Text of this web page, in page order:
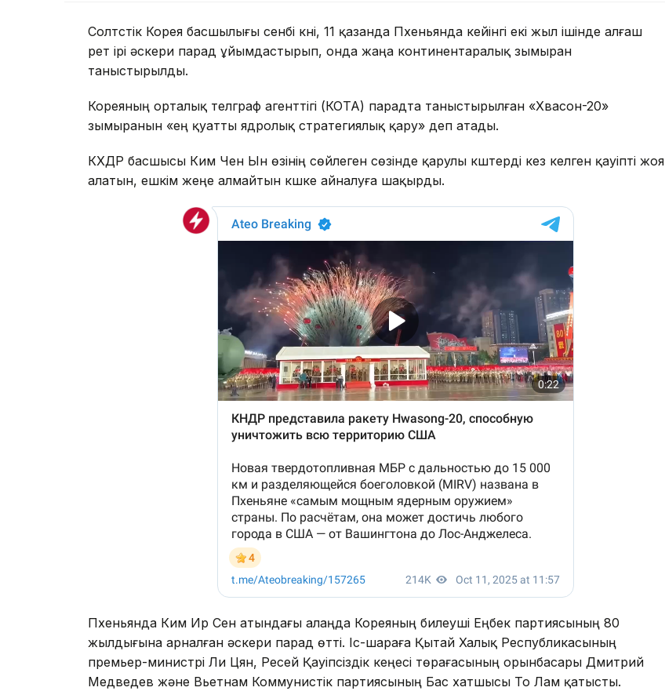
Солтүстік Корея басшылығы сенбі күні, 11 қазанда Пхеньянда кейінгі екі жыл ішінде алғаш
рет ірі әскери парад ұйымдастырып, онда жаңа континентаралық зымыран
таныстырылды.
Кореяның орталық телграф агенттігі (КОТА) парадта таныстырылған «Хвасон-20»
зымыранын «ең қуатты ядролық стратегиялық қару» деп атады.
КХДР басшысы Ким Чен Ын өзінің сөйлеген сөзінде қарулы күштерді кез келген қауіпті жоя
алатын, ешкім жеңе алмайтын күшке айналуға шақырды.
Пхеньянда Ким Ир Сен атындағы алаңда Кореяның билеуші Еңбек партиясының 80
жылдығына арналған әскери парад өтті. Іс-шараға Қытай Халық Республикасының
премьер-министрі Ли Цян, Ресей Қауіпсіздік кеңесі төрағасының орынбасары Дмитрий
Медведев және Вьетнам Коммунистік партиясының Бас хатшысы То Лам қатысты.